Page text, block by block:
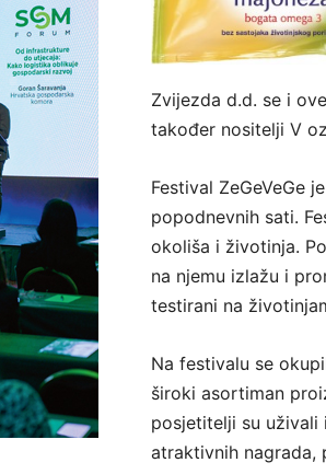
Zvijezda d.d. se i
također nositelji V
Festival ZeGeVeGe
popodnevnih sati.
okoliša i životinja.
na njemu izlažu i
testirani na
Na festivalu se
široki asortiman
posjetitelji su uživali
atraktivnih nagrada,